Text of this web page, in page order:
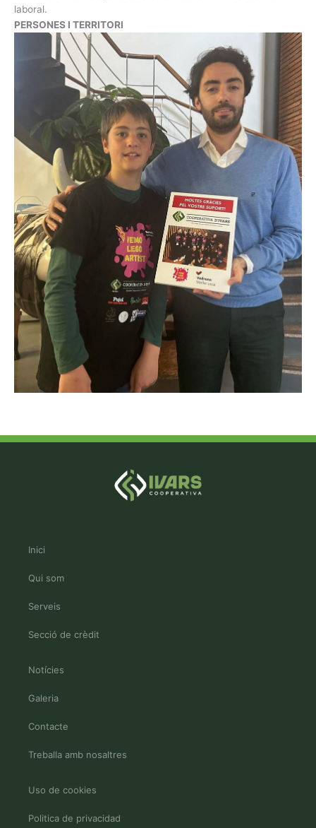
laboral.
PERSONES I TERRITORI
Inici
Qui som
Serveis
Secció de crèdit
Notícies
Galeria
Contacte
Treballa amb nosaltres
Uso de cookies
Politica de privacidad